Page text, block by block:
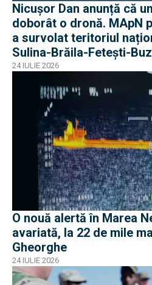
Nicușor Dan anunță că
doborât o dronă. MApN
a survolat teritoriul
Sulina-Brăila-Fetești-
24 IULIE 2026
O nouă alertă în Marea
avariată, la 22 de mile
Gheorghe
24 IULIE 2026